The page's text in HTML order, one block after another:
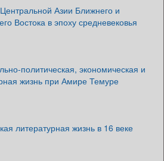
Азии Ближнего и
Востока в эпоху средневековья
политическая, экономическая и
жизнь при Амире Темуре
литературная жизнь в 16 веке